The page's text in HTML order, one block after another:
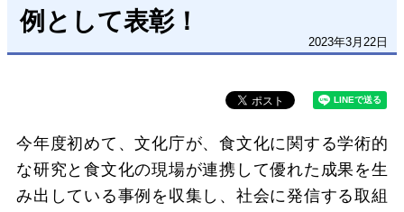
例として表彰！
2023年3月22日
今年度初めて、文化庁が、食文化に関する学術的
な研究と食文化の現場が連携して優れた成果を生
み出している事例を収集し、社会に発信する取組